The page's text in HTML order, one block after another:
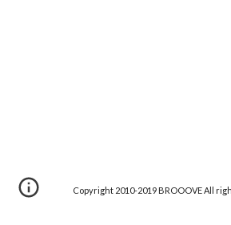
Copyright 2010-2019 BROOOVE All